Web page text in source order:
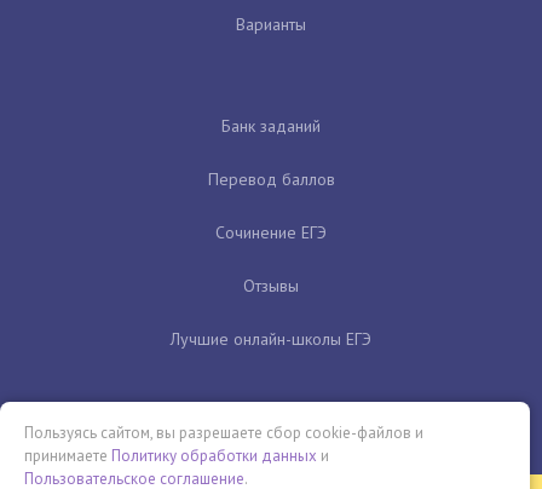
Варианты
Банк заданий
Перевод баллов
Сочинение ЕГЭ
Отзывы
Лучшие онлайн-школы ЕГЭ
Пользуясь сайтом, вы разрешаете сбор cookie-файлов и
принимаете Политику обработки данных и
Пользовательское соглашение.